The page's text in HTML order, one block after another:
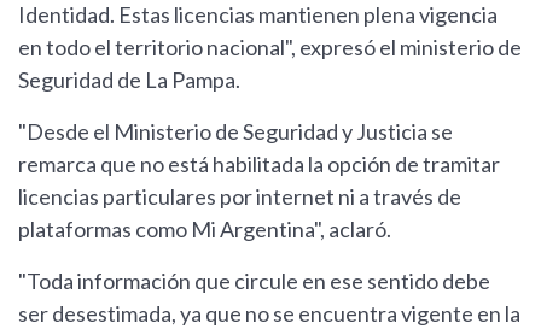
Identidad. Estas licencias mantienen plena vigencia
en todo el territorio nacional", expresó el ministerio de
Seguridad de La Pampa.
"Desde el Ministerio de Seguridad y Justicia se
remarca que no está habilitada la opción de tramitar
licencias particulares por internet ni a través de
plataformas como Mi Argentina", aclaró.
"Toda información que circule en ese sentido debe
ser desestimada, ya que no se encuentra vigente en la